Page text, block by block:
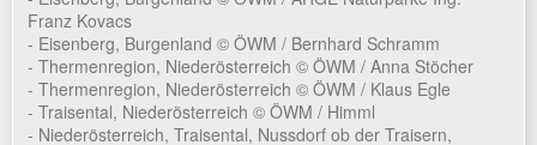
Franz Kovacs
- Eisenberg, Burgenland © ÖWM / Bernhard Schramm
- Thermenregion, Niederösterreich © ÖWM / Anna Stöcher
- Thermenregion, Niederösterreich © ÖWM / Klaus Egle
- Traisental, Niederösterreich © ÖWM / Himml
- Niederösterreich, Traisental, Nussdorf ob der Traisern,